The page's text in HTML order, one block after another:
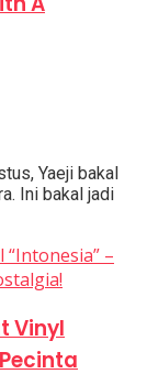
Yaeji bakal
Ini bakal jadi
Vinyl